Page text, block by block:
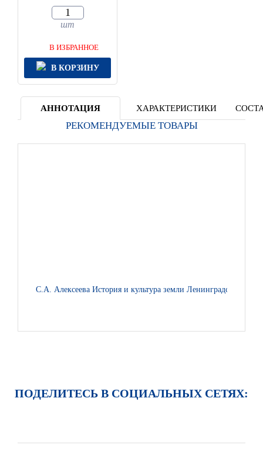
шт
В ИЗБРАННОЕ
В КОРЗИНУ
АННОТАЦИЯ ХАРАКТЕРИСТИКИ
РЕКОМЕНДУЕМЫЕ ТОВАРЫ
С.А. Алексеева История и культура земли Ленинградской с
ПОДЕЛИТЕСЬ В СОЦИАЛЬНЫХ СЕТЯХ: